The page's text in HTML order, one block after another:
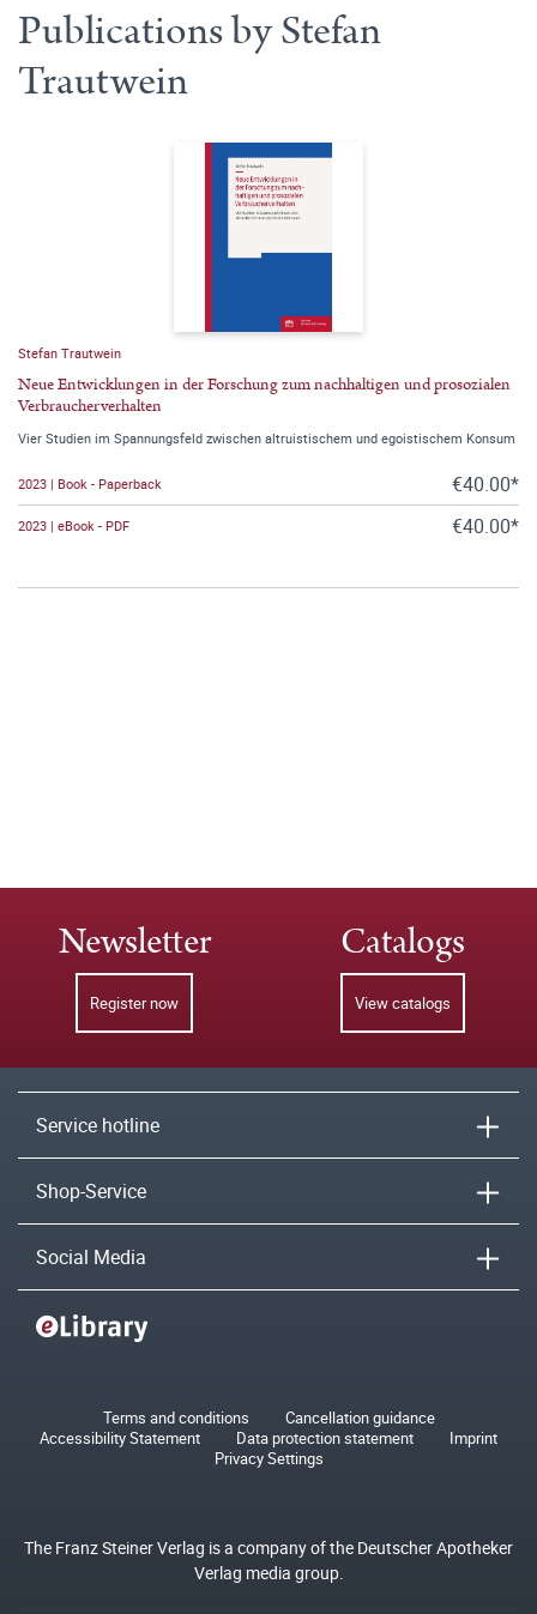
Publications by Stefan
Trautwein
Stefan Trautwein
Neue Entwicklungen in der Forschung zum nachhaltigen und prosozialen
Verbraucherverhalten
Vier Studien im Spannungsfeld zwischen altruistischem und egoistischem Konsum
2023 | Book - Paperback €40.00*
2023 | eBook - PDF €40.00*
Newsletter
Register now
Catalogs
View catalogs
Service hotline
Shop-Service
Social Media
Terms and conditions
Cancellation guidance
Accessibility Statement
Data protection statement
Imprint
Privacy Settings
The Franz Steiner Verlag is a company of the Deutscher Apotheker
Verlag media group.